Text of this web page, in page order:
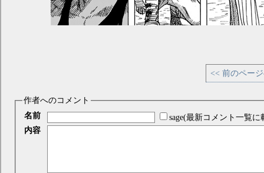
<< 前のペー
作者へのコメント
名前
sage(最新コメント一覧に
内容